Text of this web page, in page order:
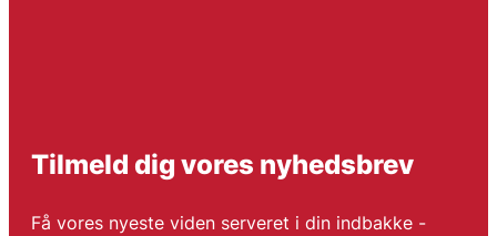
Tilmeld dig vores nyhedsbrev
Få vores nyeste viden serveret i din indbakke -